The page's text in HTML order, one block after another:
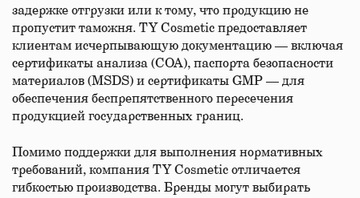
задержке отгрузки или к тому, что продукцию не
пропустит таможня. TY Cosmetic предоставляет
клиентам исчерпывающую документацию — включая
сертификаты анализа (COA), паспорта безопасности
материалов (MSDS) и сертификаты GMP — для
обеспечения беспрепятственного пересечения
продукцией государственных границ.
Помимо поддержки для выполнения нормативных
требований, компания TY Cosmetic отличается
гибкостью производства. Бренды могут выбирать